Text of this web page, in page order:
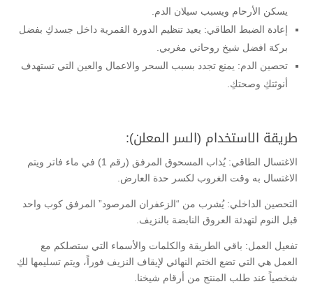
يسكن الأرحام ويسبب سيلان الدم.
إعادة الضبط الطاقي: يعيد تنظيم الدورة القمرية داخل جسدكِ بفضل
بركة افضل شيخ روحاني مغربي.
تحصين الدم: يمنع تجدد بسبب السحر والاعمال والعين التي تستهدف
أنوثتكِ وصحتكِ.
طريقة الاستخدام (السر المعلن):
الاغتسال الطاقي: يُذاب المسحوق المرفق (رقم 1) في ماء فاتر ويتم
الاغتسال به وقت الغروب لكسر حدة العارض.
التحصين الداخلي: يُشرب من “الزعفران المرصود” المرفق كوب واحد
قبل النوم لتهدئة العروق النابضة بالنزيف.
تفعيل العمل: باقي الطريقة والكلمات والأسماء التي ستصلكم مع
العمل هي التي تضع الختم النهائي لإيقاف النزيف فوراً، ويتم تسليمها لكِ
شخصياً عند طلب المنتج من أرقام شيخنا.